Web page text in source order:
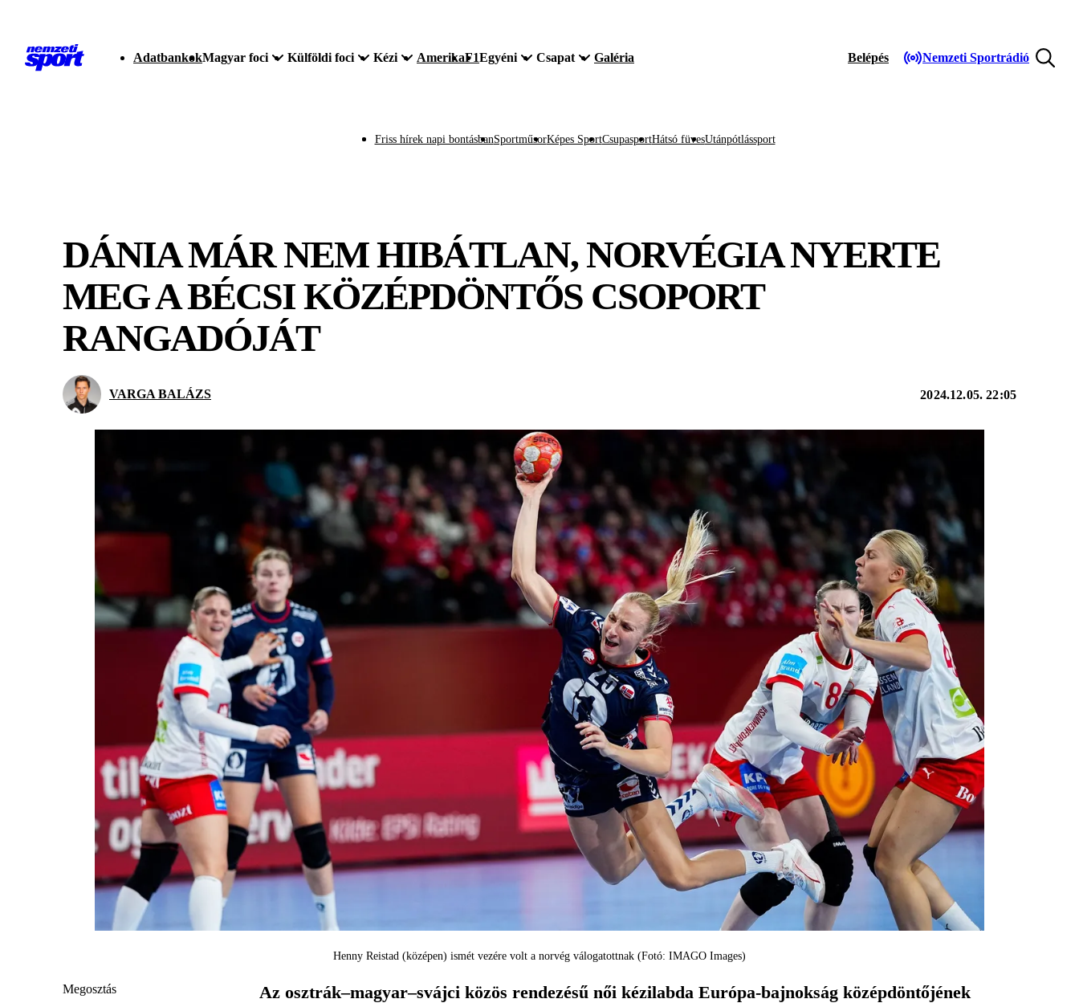
AdatbankokMagyar foci Külföldi foci Kézi AmerikaF1Egyéni Csapat Galéria Belépés Nemzeti Sportrádió
Friss hírek napi bontásbanSportműsorKépes SportCsupasportHátsó füvesUtánpótlássport
DÁNIA MÁR NEM HIBÁTLAN, NORVÉGIA NYERTE
MEG A BÉCSI KÖZÉPDÖNTŐS CSOPORT
RANGADÓJÁT
VARGA BALÁZS 2024.12.05. 22:05
Henny Reistad (középen) ismét vezére volt a norvég válogatottnak (Fotó: IMAGO Images)
Megosztás
Az osztrák–magyar–svájci közös rendezésű női kézilabda Európa-bajnokság középdöntőjének